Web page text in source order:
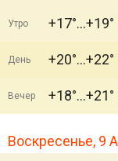
Утро +17° +19°
День +20° +22°
Вечер +18° +21°
Воскресенье, 9